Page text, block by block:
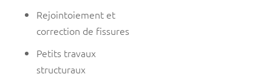
Rejointoiement et
correction de fissures
Petits travaux
structuraux